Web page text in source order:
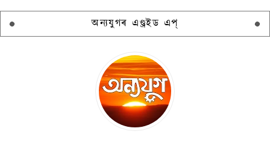
অন্যযুগৰ এণ্ড্ৰইড এপ্